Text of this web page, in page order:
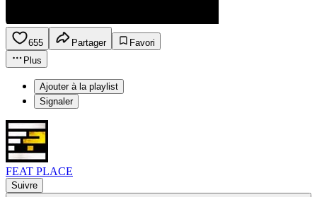
655 Partager
Favori
Plus
Ajouter à la playlist
Signaler
FEAT PLACE
Suivre